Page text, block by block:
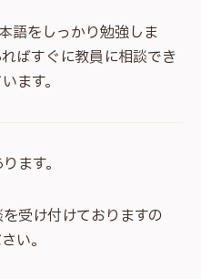
語をしっかり勉強しま
ばすぐに教員に相談でき
ます。
ます。
受け付けておりますの
い。